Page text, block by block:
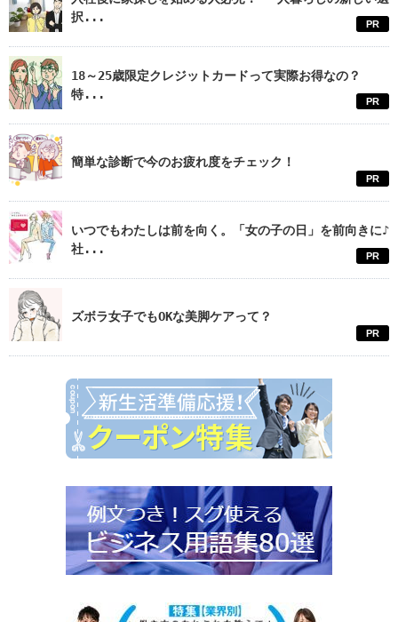
択...
PR
18～25歳限定クレジットカードって実際お得なの？
特...
PR
簡単な診断で今のお疲れ度をチェック！
PR
いつでもわたしは前を向く。「女の子の日」を前向きに♪
社...
PR
ズボラ女子でもOKな美脚ケアって？
PR